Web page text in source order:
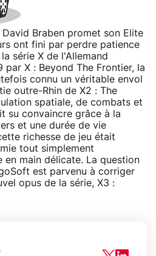
David Braben promet son Elite
ont fini par perdre patience
série X de l'Allemand
par X : Beyond The Frontier, la
connu un véritable envol
outre-Rhin de X2 : The
spatiale, de combats et
su convaincre grâce à la
et une durée de vie
richesse de jeu était
tout simplement
en main délicate. La question
est parvenu à corriger
opus de la série, X3 :